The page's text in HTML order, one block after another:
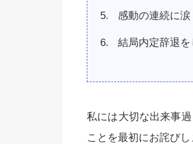
感動の連続に涙
結局内定辞退を
私には大切な出来事
ことを最初にお詫びし